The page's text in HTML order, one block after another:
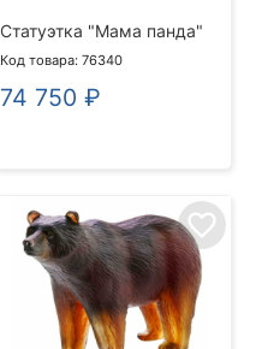
Статуэтка "Мама панда"
Код товара: 76340
74 750 ₽
favorite_border